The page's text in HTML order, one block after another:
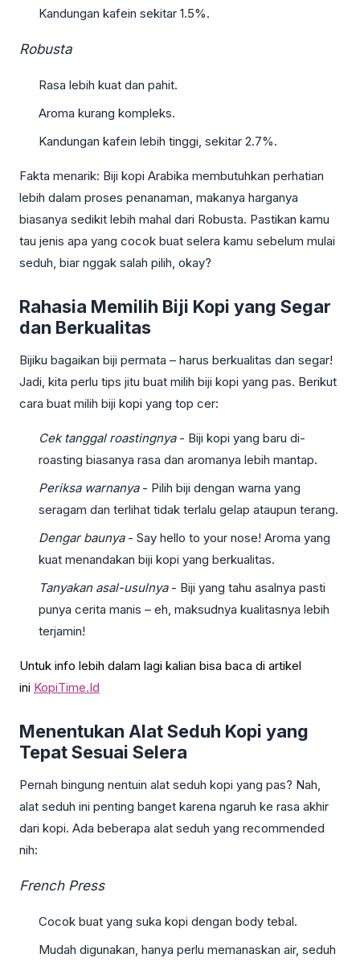
Kandungan kafein sekitar 1.5%.
Robusta
Rasa lebih kuat dan pahit.
Aroma kurang kompleks.
Kandungan kafein lebih tinggi, sekitar 2.7%.
Fakta menarik: Biji kopi Arabika membutuhkan perhatian
lebih dalam proses penanaman, makanya harganya
biasanya sedikit lebih mahal dari Robusta. Pastikan kamu
tau jenis apa yang cocok buat selera kamu sebelum mulai
seduh, biar nggak salah pilih, okay?
Rahasia Memilih Biji Kopi yang Segar
dan Berkualitas
Bijiku bagaikan biji permata – harus berkualitas dan segar!
Jadi, kita perlu tips jitu buat milih biji kopi yang pas. Berikut
cara buat milih biji kopi yang top cer:
Cek tanggal roastingnya- Biji kopi yang baru di-
roasting biasanya rasa dan aromanya lebih mantap.
Periksa warnanya- Pilih biji dengan warna yang
seragam dan terlihat tidak terlalu gelap ataupun terang.
Dengar baunya- Say hello to your nose! Aroma yang
kuat menandakan biji kopi yang berkualitas.
Tanyakan asal-usulnya- Biji yang tahu asalnya pasti
punya cerita manis – eh, maksudnya kualitasnya lebih
terjamin!
Untuk info lebih dalam lagi kalian bisa baca di artikel
ini KopiTime.Id
Menentukan Alat Seduh Kopi yang
Tepat Sesuai Selera
Pernah bingung nentuin alat seduh kopi yang pas? Nah,
alat seduh ini penting banget karena ngaruh ke rasa akhir
dari kopi. Ada beberapa alat seduh yang recommended
nih:
French Press
Cocok buat yang suka kopi dengan body tebal.
Mudah digunakan, hanya perlu memanaskan air, seduh